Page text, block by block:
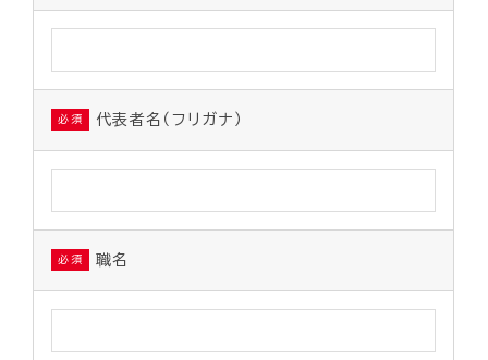
必須 代表者名（フリガナ）
必須 職名